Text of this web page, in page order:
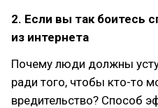
2. Если вы так боитесь
из интернета
Почему люди должны
ради того, чтобы кто-то
вредительство? Способ